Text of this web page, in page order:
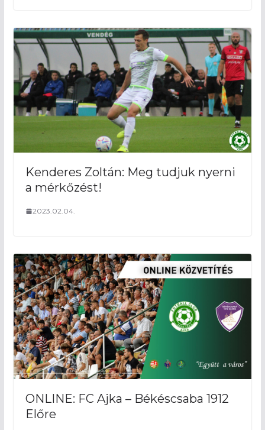
Kenderes Zoltán: Meg tudjuk nyerni
a mérkőzést!
2023.02.04.
ONLINE: FC Ajka – Békéscsaba 1912
Előre